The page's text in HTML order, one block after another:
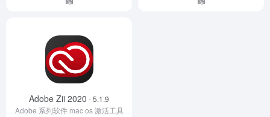
Adobe Zii 2020 - 5.1.9
Adobe 系列软件 mac os 激活工具